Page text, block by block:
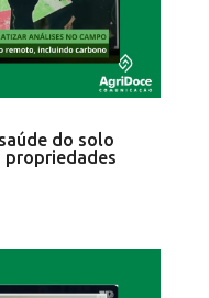
do solo
propriedades